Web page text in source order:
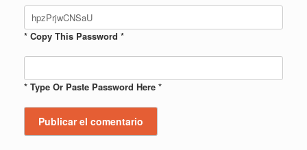
* Copy This Password *
* Type Or Paste Password Here *